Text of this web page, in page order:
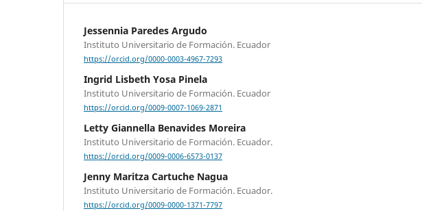
Jessennia Paredes Argudo
Instituto Universitario de Formación. Ecuador
https://orcid.org/0000-0003-4967-7293
Ingrid Lisbeth Yosa Pinela
Instituto Universitario de Formación. Ecuador
https://orcid.org/0009-0007-1069-2871
Letty Giannella Benavides Moreira
Instituto Universitario de Formación. Ecuador.
https://orcid.org/0009-0006-6573-0137
Jenny Maritza Cartuche Nagua
Instituto Universitario de Formación. Ecuador.
https://orcid.org/0009-0000-1371-7797